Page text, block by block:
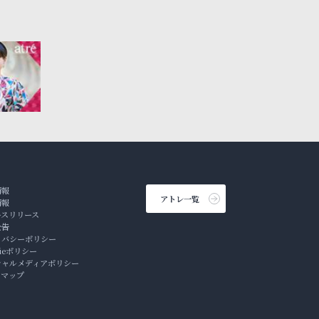
リリース
シーポリシー
ポリシー
ルメディアポリシー
ップ
アトレ一覧